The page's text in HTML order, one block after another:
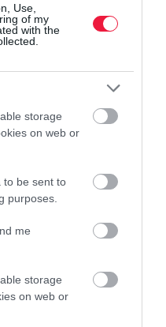
Use,
of my
with the
storage
on web or
to be sent to
purposes.
me
storage
on web or